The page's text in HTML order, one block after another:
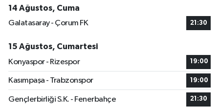
14 Ağustos, Cuma
Galatasaray - Çorum FK
21:30
15 Ağustos, Cumartesi
Konyaspor - Rizespor
19:00
Kasımpaşa - Trabzonspor 19:00
Gençlerbirliği S.K. - Fenerbahçe 21:30